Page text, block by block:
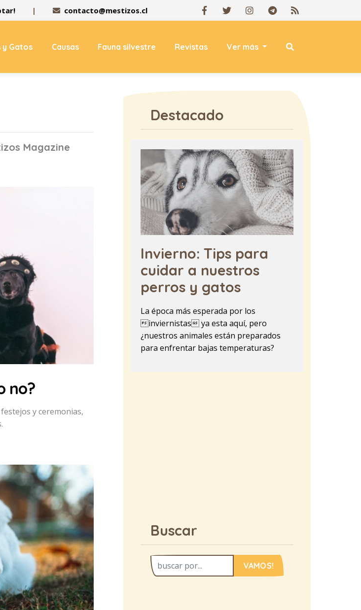
| contacto@mestizos.cl
y Gatos Causas Fauna silvestre Revistas Ver más
Magazine
no?
y ceremonias,
Destacado
Invierno: Tips para
cuidar a nuestros
perros y gatos
La época más esperada por los
inviernistas ya esta aquí, pero
¿nuestros animales están preparados
para enfrentar bajas temperaturas?
Buscar
VAMOS!